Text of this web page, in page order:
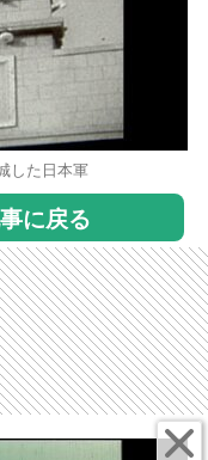
した日本軍
に戻る